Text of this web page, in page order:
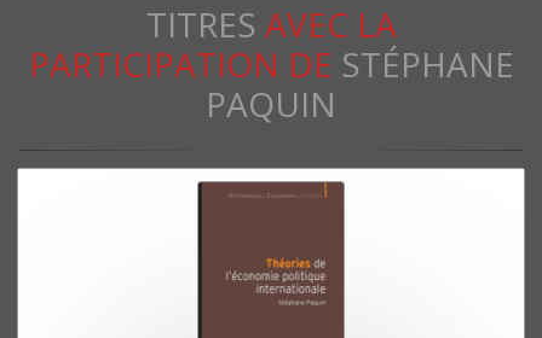
TITRES AVEC LA
PARTICIPATION DE STÉPHANE
PAQUIN